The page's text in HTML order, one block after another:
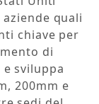
quali
chiave per
di
sviluppa
200mm e